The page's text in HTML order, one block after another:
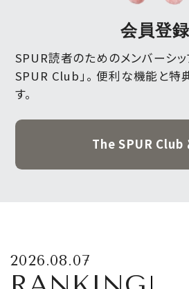
会員登録
SPUR読者のためのメンバーシ
SPUR Club」。 便利な機能と特
す。
The SPUR Club
2026.08.07